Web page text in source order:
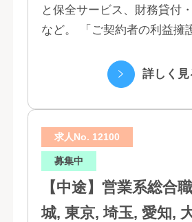
富山, 福井, 長野, 山梨
岡, 三重, 岐阜, 大阪,
滋賀, 奈良, 和歌山, 広
口, 鳥取, 島根, 香川,
分, 宮崎, 佐賀, 沖縄
と保全サービス、財務貸付
など。 「ご契約者の利益擁
づく「お客さま基点」をス
詳しく見
求人No. 12100
募集中
【中途】営業系総合職 北海道, 宮
城, 東京, 埼玉, 愛知,